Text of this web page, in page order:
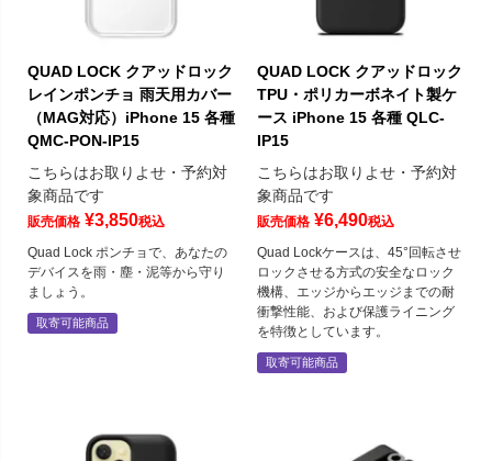
QUAD LOCK クアッドロック
レインポンチョ 雨天用カバー
（MAG対応）iPhone 15 各種
QMC-PON-IP15
こちらはお取りよせ・予約対
象商品です
販売価格 ¥3,850税込
Quad Lock ポンチョで、あなたの
デバイスを雨・塵・泥等から守り
ましょう。
取寄可能商品
QUAD LOCK クアッドロック
TPU・ポリカーボネイト製ケ
ース iPhone 15 各種 QLC-
IP15
こちらはお取りよせ・予約対
象商品です
販売価格 ¥6,490税込
Quad Lockケースは、45°回転させ
ロックさせる方式の安全なロック
機構、エッジからエッジまでの耐
衝撃性能、および保護ライニング
を特徴としています。
取寄可能商品